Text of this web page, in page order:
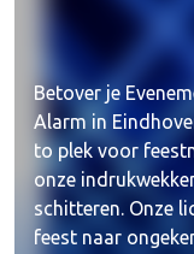
Betover je
Alarm in
to plek voor
onze
schitteren. Onze
feest naar